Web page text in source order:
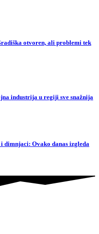
otvoren, ali problemi tek
industrija u regiji sve snažnija
dimnjaci: Ovako danas izgleda